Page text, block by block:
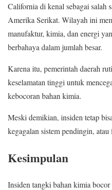
California di kenal sebagai salah
Amerika Serikat. Wilayah ini
manufaktur, kimia, dan energi
berbahaya dalam jumlah besar.
Karena itu, pemerintah daerah
keselamatan tinggi untuk
kebocoran bahan kimia.
Meski demikian, insiden tetap
kegagalan sistem pendingin,
Kesimpulan
Insiden tangki bahan kimia